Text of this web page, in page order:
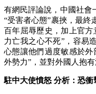
有網民評論說，中國社會
“受害者心態”裹挾，最終
百年屈辱歷史，加上官
力亡我之心不死”，容易
心態讓他們過度敏感於
外勢力”，並對外國人抱有
駐中大使憤怒 分析：恐衝